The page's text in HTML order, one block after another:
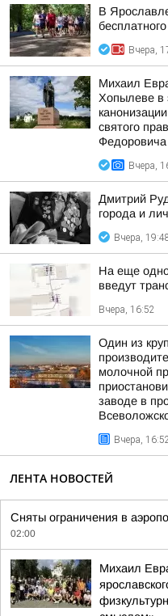
В
Вчера,
Михаил
Хопылеве в
святого
Вчера,
Дмитрий
города и
Вчера,
На еще
введут
Вчера, 16:52
Один из
молочной
заводе в
Вчера,
ЛЕНТА НОВОСТЕЙ
Сняты ограничения в
02:00
Михаил